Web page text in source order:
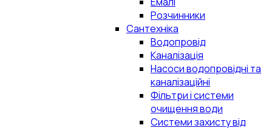
Розчинники
Сантехніка
Водопровід
Каналізація
Насоси водопровідні та
каналізаційні
Фільтри і системи
очищення води
Системи захисту від